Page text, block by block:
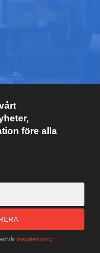
före alla
vår integritetspolicy.